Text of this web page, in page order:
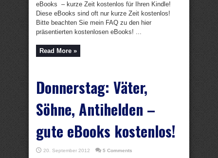
eBooks – kurze Zeit kostenlos für Ihren Kindle!
Diese eBooks sind oft nur kurze Zeit kostenlos!
Bitte beachten Sie mein FAQ zu den hier
präsentierten kostenlosen eBooks! ...
Read More »
Donnerstag: Väter,
Söhne, Antihelden –
gute eBooks kostenlos!
20. September 2012 5 Comments